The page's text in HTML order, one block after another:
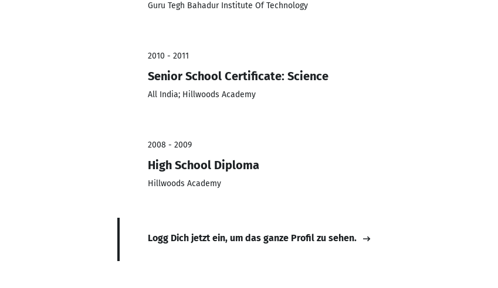
Guru Tegh Bahadur Institute Of Technology
2010 - 2011
Senior School Certificate: Science
All India; Hillwoods Academy
2008 - 2009
High School Diploma
Hillwoods Academy
Logg Dich jetzt ein, um das ganze Profil zu sehen.